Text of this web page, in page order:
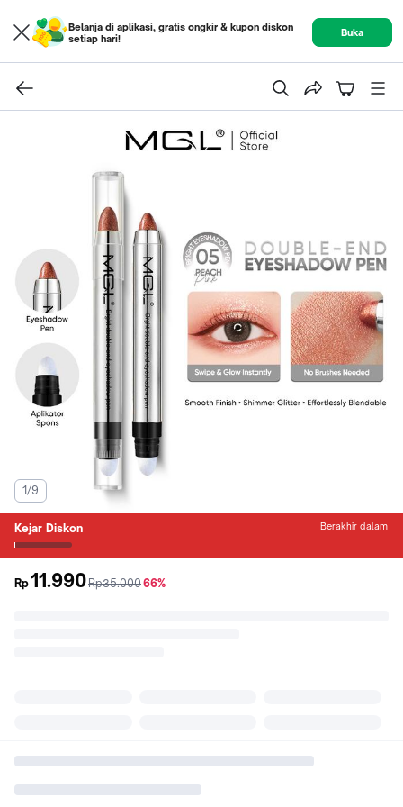
Belanja di aplikasi, gratis ongkir & kupon diskon
setiap hari!
Buka
1/9
Kejar Diskon Berakhir dalam
Rp11.990sebelum
Rp35.000diskon
66%